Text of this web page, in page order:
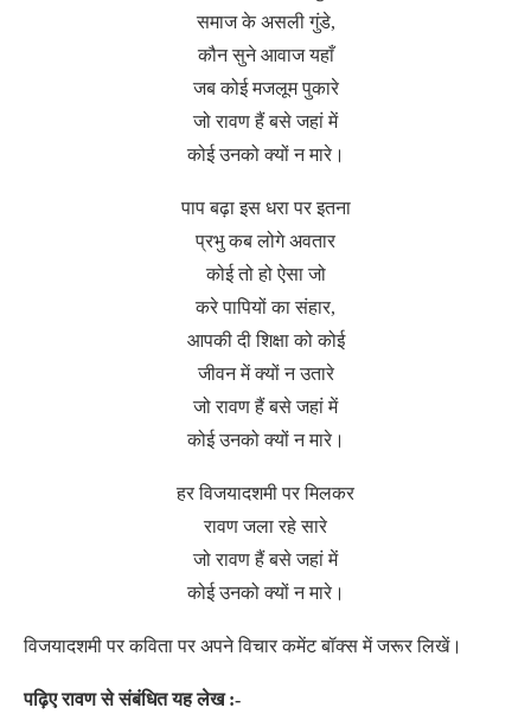
समाज के असली गुंडे,
कौन सुने आवाज यहाँ
जब कोई मजलूम पुकारे
जो रावण हैं बसे जहां में
कोई उनको क्यों न मारे।
पाप बढ़ा इस धरा पर इतना
प्रभु कब लोगे अवतार
कोई तो हो ऐसा जो
करे पापियों का संहार,
आपकी दी शिक्षा को कोई
जीवन में क्यों न उतारे
जो रावण हैं बसे जहां में
कोई उनको क्यों न मारे।
हर विजयादशमी पर मिलकर
रावण जला रहे सारे
जो रावण हैं बसे जहां में
कोई उनको क्यों न मारे।
विजयादशमी पर कविता पर अपने विचार कमेंट बॉक्स में जरूर लिखें।
पढ़िए रावण से संबंधित यह लेख :-